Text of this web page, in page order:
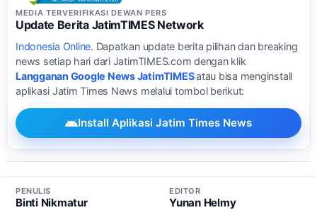
MEDIA TERVERIFIKASI DEWAN PERS
Update Berita JatimTIMES Network
Indonesia Online. Dapatkan update berita pilihan dan breaking
news setiap hari dari JatimTIMES.com dengan klik
Langganan Google News JatimTIMESatau bisa menginstall
aplikasi Jatim Times News melalui tombol berikut:
Install Aplikasi Jatim Times News
PENULIS
Binti Nikmatur
EDITOR
Yunan Helmy